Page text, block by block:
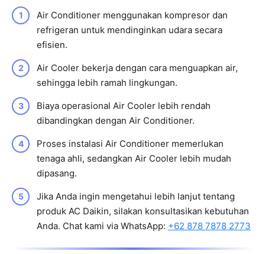
Air Conditioner menggunakan kompresor dan
refrigeran untuk mendinginkan udara secara
efisien.
Air Cooler bekerja dengan cara menguapkan air,
sehingga lebih ramah lingkungan.
Biaya operasional Air Cooler lebih rendah
dibandingkan dengan Air Conditioner.
Proses instalasi Air Conditioner memerlukan
tenaga ahli, sedangkan Air Cooler lebih mudah
dipasang.
Jika Anda ingin mengetahui lebih lanjut tentang
produk AC Daikin, silakan konsultasikan kebutuhan
Anda. Chat kami via WhatsApp: +62 878 7878 2773